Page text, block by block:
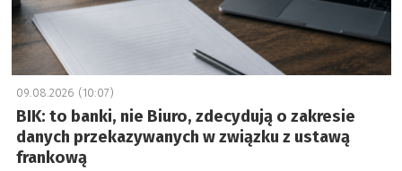
09.08.2026 (10:07)
BIK: to banki, nie Biuro, zdecydują o zakresie
danych przekazywanych w związku z ustawą
frankową